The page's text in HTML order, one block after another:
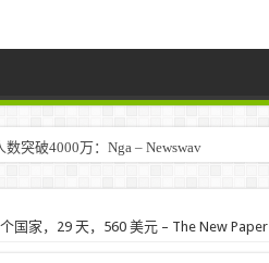
突破4000万：Nga – Newswav
国家，29 天，560 美元 – The New Paper